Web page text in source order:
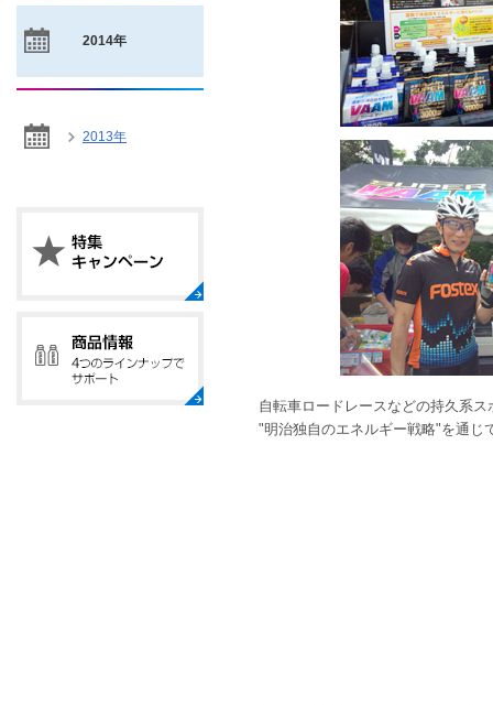
自転車ロードレースなどの持久系
"明治独自のエネルギー戦略"を通じ
2014年
2013年